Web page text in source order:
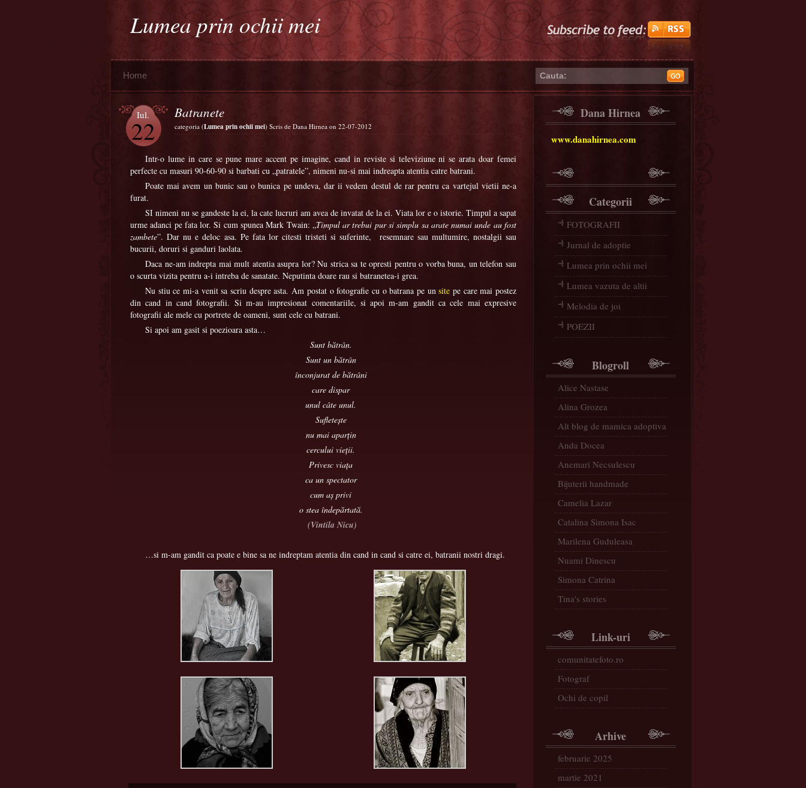
Lumea prin ochii mei
Home Cauta:
Iul.
22
Batranete
categoria (Lumea prin ochii mei) Scris de Dana Hirnea on 22-07-2012
Intr-o lume in care se pune mare accent pe imagine, cand in reviste si televiziune ni se arata doar femei
perfecte cu masuri 90-60-90 si barbati cu „patratele”, nimeni nu-si mai indreapta atentia catre batrani.
Poate mai avem un bunic sau o bunica pe undeva, dar ii vedem destul de rar pentru ca vartejul vietii ne-a
furat.
SI nimeni nu se gandeste la ei, la cate lucruri am avea de invatat de la ei. Viata lor e o istorie. Timpul a sapat
urme adanci pe fata lor. Si cum spunea Mark Twain: „Timpul ar trebui pur si simplu sa arate numai unde au fost
zambete”. Dar nu e deloc asa. Pe fata lor citesti tristeti si suferinte, resemnare sau multumire, nostalgii sau
bucurii, doruri si ganduri laolata.
Daca ne-am indrepta mai mult atentia asupra lor? Nu strica sa te opresti pentru o vorba buna, un telefon sau
o scurta vizita pentru a-i intreba de sanatate. Neputinta doare rau si batranetea-i grea.
Nu stiu ce mi-a venit sa scriu despre asta. Am postat o fotografie cu o batrana pe unsite pe care mai postez
din cand in cand fotografii. Si m-au impresionat comentariile, si apoi m-am gandit ca cele mai expresive
fotografii ale mele cu portrete de oameni, sunt cele cu batrani.
Si apoi am gasit si poezioara asta…
Sunt bătrân.
Sunt un bătrân
înconjurat de bătrâni
care dispar
unul câte unul.
Sufleteşte
nu mai aparţin
cercului vieţii.
Privesc viaţa
ca un spectator
cum aş privi
o stea îndepărtată.
(Vintila Nicu)
…si m-am gandit ca poate e bine sa ne indreptam atentia din cand in cand si catre ei, batranii nostri dragi.
Dana Hirnea
www.danahirnea.com
Categorii
FOTOGRAFII
Jurnal de adoptie
Lumea prin ochii mei
Lumea vazuta de altii
Melodia de joi
POEZII
Blogroll
Alice Nastase
Alina Grozea
Alt blog de mamica adoptiva
Anda Docea
Anemari Necsulescu
Bijuterii handmade
Camelia Lazar
Catalina Simona Isac
Marilena Guduleasa
Nuami Dinescu
Simona Catrina
Tina's stories
Link-uri
comunitatefoto.ro
Fotograf
Ochi de copil
Arhive
februarie 2025
martie 2021